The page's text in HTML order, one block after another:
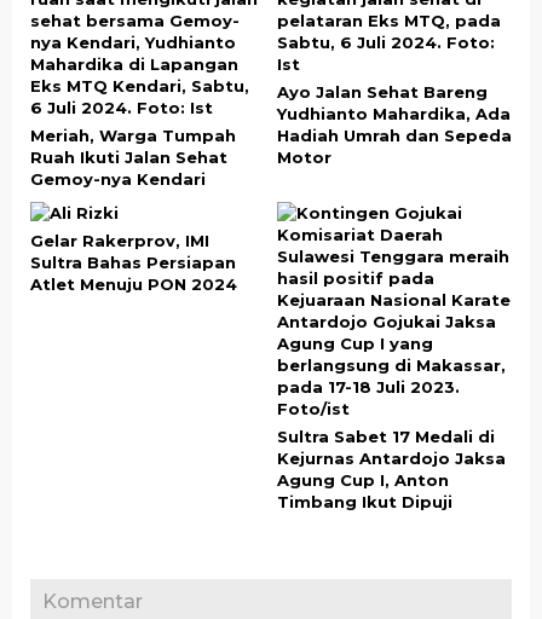
Meriah, Warga Tumpah
Ruah Ikuti Jalan Sehat
Gemoy-nya Kendari
Ayo Jalan Sehat Bareng
Yudhianto Mahardika, Ada
Hadiah Umrah dan Sepeda
Motor
Gelar Rakerprov, IMI
Sultra Bahas Persiapan
Atlet Menuju PON 2024
Sultra Sabet 17 Medali di
Kejurnas Antardojo Jaksa
Agung Cup I, Anton
Timbang Ikut Dipuji
Komentar